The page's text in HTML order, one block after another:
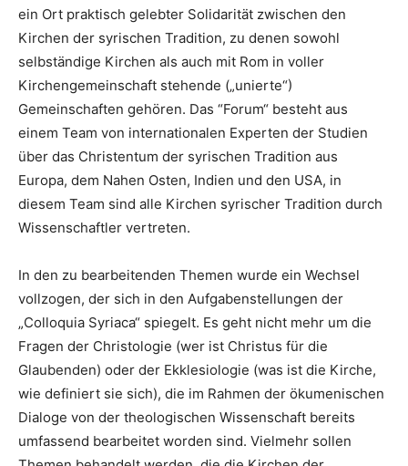
ein Ort praktisch gelebter Solidarität zwischen den
Kirchen der syrischen Tradition, zu denen sowohl
selbständige Kirchen als auch mit Rom in voller
Kirchengemeinschaft stehende („unierte“)
Gemeinschaften gehören. Das “Forum“ besteht aus
einem Team von internationalen Experten der Studien
über das Christentum der syrischen Tradition aus
Europa, dem Nahen Osten, Indien und den USA, in
diesem Team sind alle Kirchen syrischer Tradition durch
Wissenschaftler vertreten.
In den zu bearbeitenden Themen wurde ein Wechsel
vollzogen, der sich in den Aufgabenstellungen der
„Colloquia Syriaca“ spiegelt. Es geht nicht mehr um die
Fragen der Christologie (wer ist Christus für die
Glaubenden) oder der Ekklesiologie (was ist die Kirche,
wie definiert sie sich), die im Rahmen der ökumenischen
Dialoge von der theologischen Wissenschaft bereits
umfassend bearbeitet worden sind. Vielmehr sollen